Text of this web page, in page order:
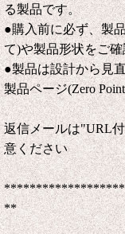
る製品です。
●購入前に必ず、製
て)や製品形状をご
●製品は設計から見
製品ページ(Zero
返信メールは"URL
意ください
**